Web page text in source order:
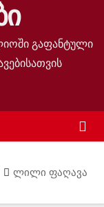
გაფანტული
ლილი ფაღავა